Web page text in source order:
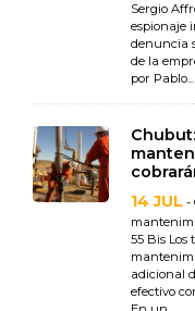
Sergio
espionaje
denuncia
de la
por Pablo...
14 JUL -
55 Bis Los
adicional
efectivo